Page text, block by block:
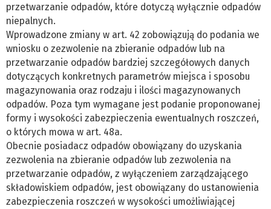
przetwarzanie odpadów, które dotyczą wyłącznie odpadów
niepalnych.
Wprowadzone zmiany w art. 42 zobowiązują do podania we
wniosku o zezwolenie na zbieranie odpadów lub na
przetwarzanie odpadów bardziej szczegółowych danych
dotyczących konkretnych parametrów miejsca i sposobu
magazynowania oraz rodzaju i ilości magazynowanych
odpadów. Poza tym wymagane jest podanie proponowanej
formy i wysokości zabezpieczenia ewentualnych roszczeń,
o których mowa w art. 48a.
Obecnie posiadacz odpadów obowiązany do uzyskania
zezwolenia na zbieranie odpadów lub zezwolenia na
przetwarzanie odpadów, z wyłączeniem zarządzającego
składowiskiem odpadów, jest obowiązany do ustanowienia
zabezpieczenia roszczeń w wysokości umożliwiającej